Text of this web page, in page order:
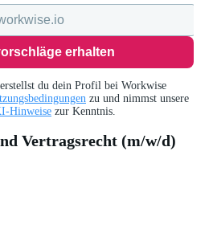
erhalten
du dein Profil bei Workwise
zu und nimmst unsere
Hinweise zur Kenntnis.
Vertragsrecht (m/w/d)